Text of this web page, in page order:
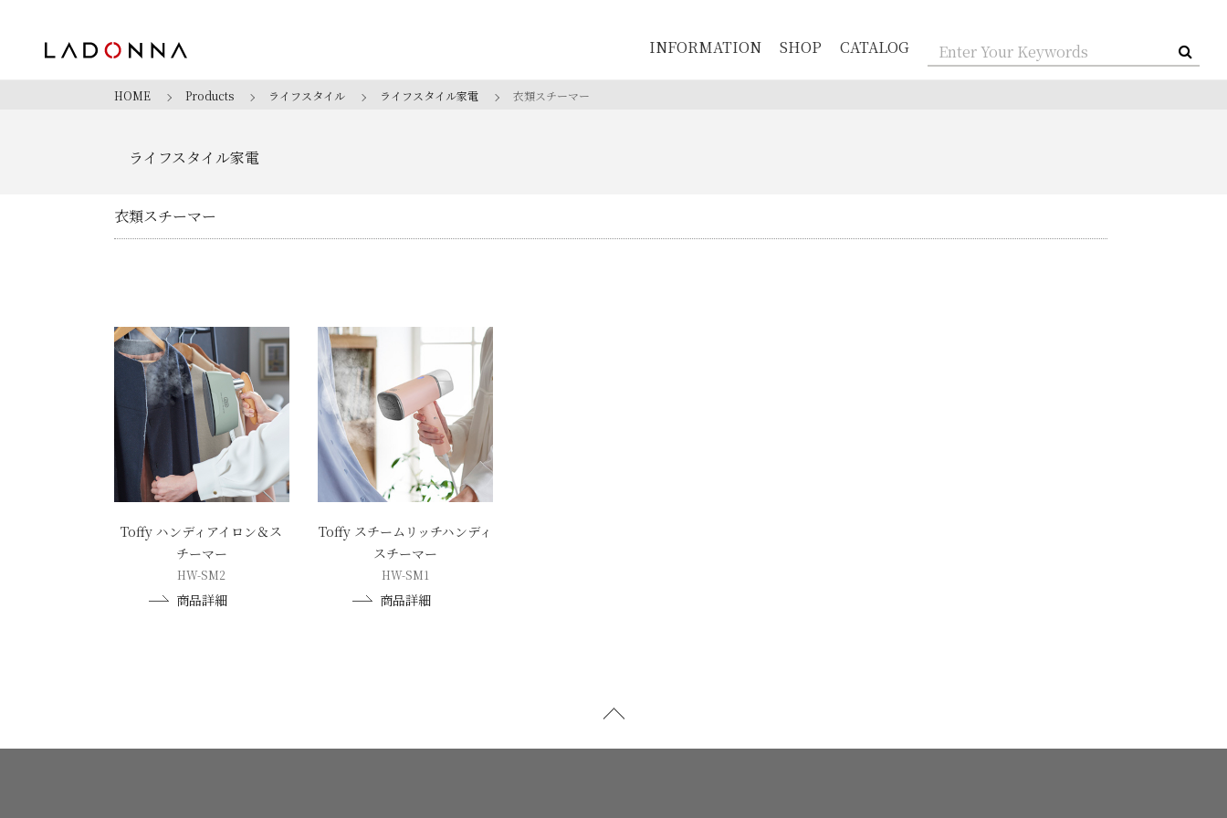
HOME Products ライフスタイル ライフスタイル家電 衣類スチーマー
ライフスタイル家電
衣類スチーマー
Toffy ハンディアイロン＆ス
チーマー
HW-SM2
商品詳細
Toffy スチームリッチハンディ
スチーマー
HW-SM1
商品詳細
INFORMATION SHOP CATALOG